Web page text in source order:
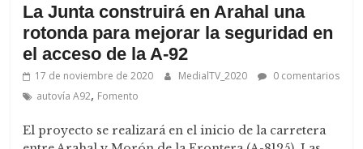
La Junta construirá en Arahal una
rotonda para mejorar la seguridad en
el acceso de la A-92
17 de noviembre de 2020 MedialTV_2020
0 comentarios
autovía A92, Fomento
El proyecto se realizará en el inicio de la carretera